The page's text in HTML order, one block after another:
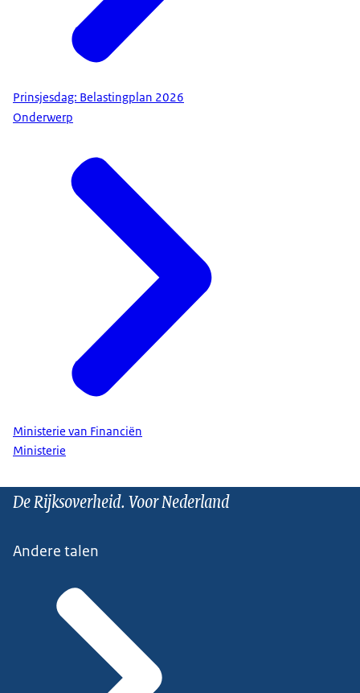
Prinsjesdag: Belastingplan 2026
Onderwerp
Ministerie van Financiën
Ministerie
De Rijksoverheid. Voor Nederland
Andere talen